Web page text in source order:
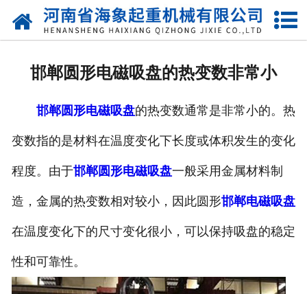
网站首页
厂区一角
案例展示
邯郸圆形电磁吸盘的热变数非常小
邯郸圆形电磁吸盘的热变数通常是非常小的。热
变数指的是材料在温度变化下长度或体积发生的变化
程度。由于邯郸圆形电磁吸盘一般采用金属材料制
造，金属的热变数相对较小，因此圆形邯郸电磁吸盘
在温度变化下的尺寸变化很小，可以保持吸盘的稳定
性和可靠性。